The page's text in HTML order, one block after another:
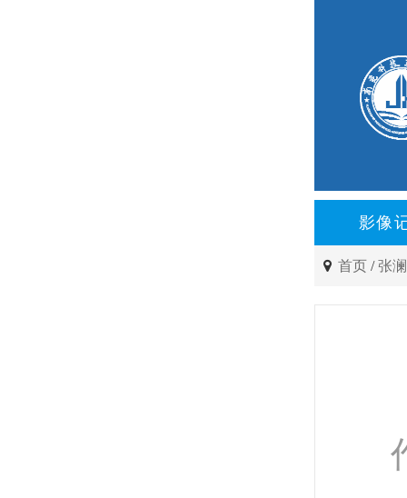
影像
首页 /张